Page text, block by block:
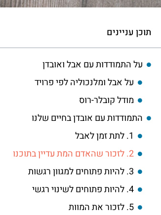
תוכן עניינים
על התמודדות עם אבל ואובדן
על אבל ומלנכוליה לפי פרויד
מודל קובלר-רוס
התמודדות עם אובדן בחיים שלנו
1. לתת זמן לאבל
2. לזכור שהאדם המת עדיין בתוכנו
3. להיות פתוחים למגוון רגשות
4. להיות פתוחים לשינוי רגשי
5. לזכור את המוות